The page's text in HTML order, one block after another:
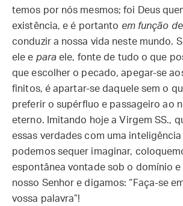
temos por nós mesmos; foi Deus
existência, e é portanto em função
conduzir a nossa vida neste mundo.
ele e para ele, fonte de tudo o que
que escolher o pecado, apegar-se
finitos, é apartar-se daquele sem o
preferir o supérfluo e passageiro ao
eterno. Imitando hoje a Virgem SS.,
essas verdades com uma inteligência
podemos sequer imaginar,
espontânea vontade sob o domínio
nosso Senhor e digamos: “Faça-se
vossa palavra”!